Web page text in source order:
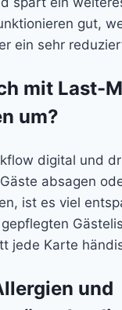
gut,
ein sehr
mit Last-
um?
digital und
absagen
ist es viel
jede Karte
und